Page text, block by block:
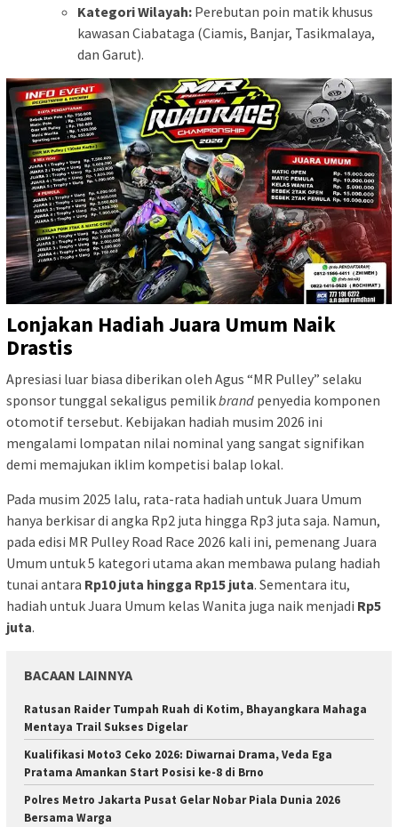
Kategori Wilayah: Perebutan poin matik khusus
kawasan Ciabataga (Ciamis, Banjar, Tasikmalaya,
dan Garut).
Lonjakan Hadiah Juara Umum Naik
Drastis
Apresiasi luar biasa diberikan oleh Agus “MR Pulley” selaku
sponsor tunggal sekaligus pemilikbrand penyedia komponen
otomotif tersebut. Kebijakan hadiah musim 2026 ini
mengalami lompatan nilai nominal yang sangat signifikan
demi memajukan iklim kompetisi balap lokal.
Pada musim 2025 lalu, rata-rata hadiah untuk Juara Umum
hanya berkisar di angka Rp2 juta hingga Rp3 juta saja. Namun,
pada edisi MR Pulley Road Race 2026 kali ini, pemenang Juara
Umum untuk 5 kategori utama akan membawa pulang hadiah
tunai antara Rp10 juta hingga Rp15 juta. Sementara itu,
hadiah untuk Juara Umum kelas Wanita juga naik menjadi Rp5
juta.
BACAAN LAINNYA
Ratusan Raider Tumpah Ruah di Kotim, Bhayangkara Mahaga
Mentaya Trail Sukses Digelar
Kualifikasi Moto3 Ceko 2026: Diwarnai Drama, Veda Ega
Pratama Amankan Start Posisi ke-8 di Brno
Polres Metro Jakarta Pusat Gelar Nobar Piala Dunia 2026
Bersama Warga